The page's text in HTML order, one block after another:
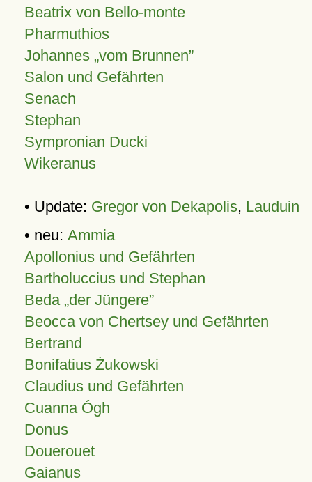
Beatrix von Bello-monte
Pharmuthios
Johannes vom Brunnen
Salon und Gefährten
Senach
Stephan
Sympronian Ducki
Wikeranus
• Update: Gregor von Dekapolis, Lauduin
• neu: Ammia
Apollonius und Gefährten
Bartholuccius und Stephan
Beda „der Jüngere”
Beocca von Chertsey und Gefährten
Bertrand
Bonifatius Żukowski
Claudius und Gefährten
Cuanna Ógh
Donus
Douerouet
Gaianus